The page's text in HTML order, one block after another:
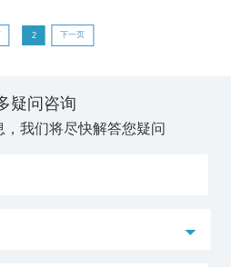
2 下一页
疑问咨询
，我们将尽快解答您疑问